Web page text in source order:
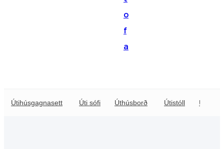
Polski
o
f
a
Útihúsgagnasett Úti sófi Úthúsborð Útistóll Úti